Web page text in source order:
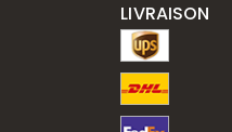
LIVRAISON